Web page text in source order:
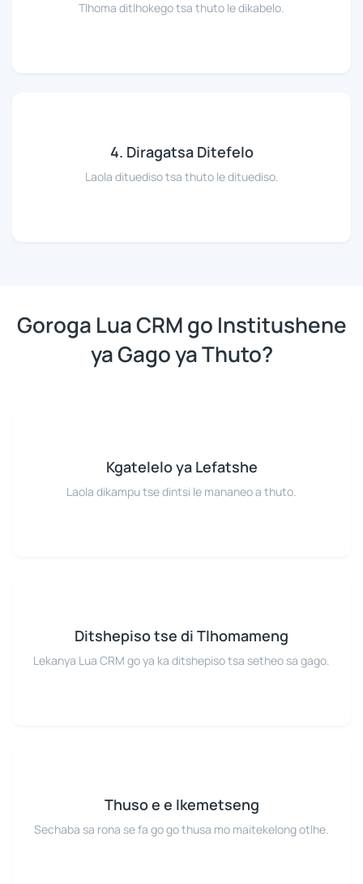
Tlhoma ditlhokego tsa thuto le dikabelo.
4. Diragatsa Ditefelo
Laola dituediso tsa thuto le dituediso.
Goroga Lua CRM go Institushene
ya Gago ya Thuto?
Kgatelelo ya Lefatshe
Laola dikampu tse dintsi le mananeo a thuto.
Ditshepiso tse di Tlhomameng
Lekanya Lua CRM go ya ka ditshepiso tsa setheo sa gago.
Thuso e e Ikemetseng
Sechaba sa rona se fa go go thusa mo maitekelong otlhe.